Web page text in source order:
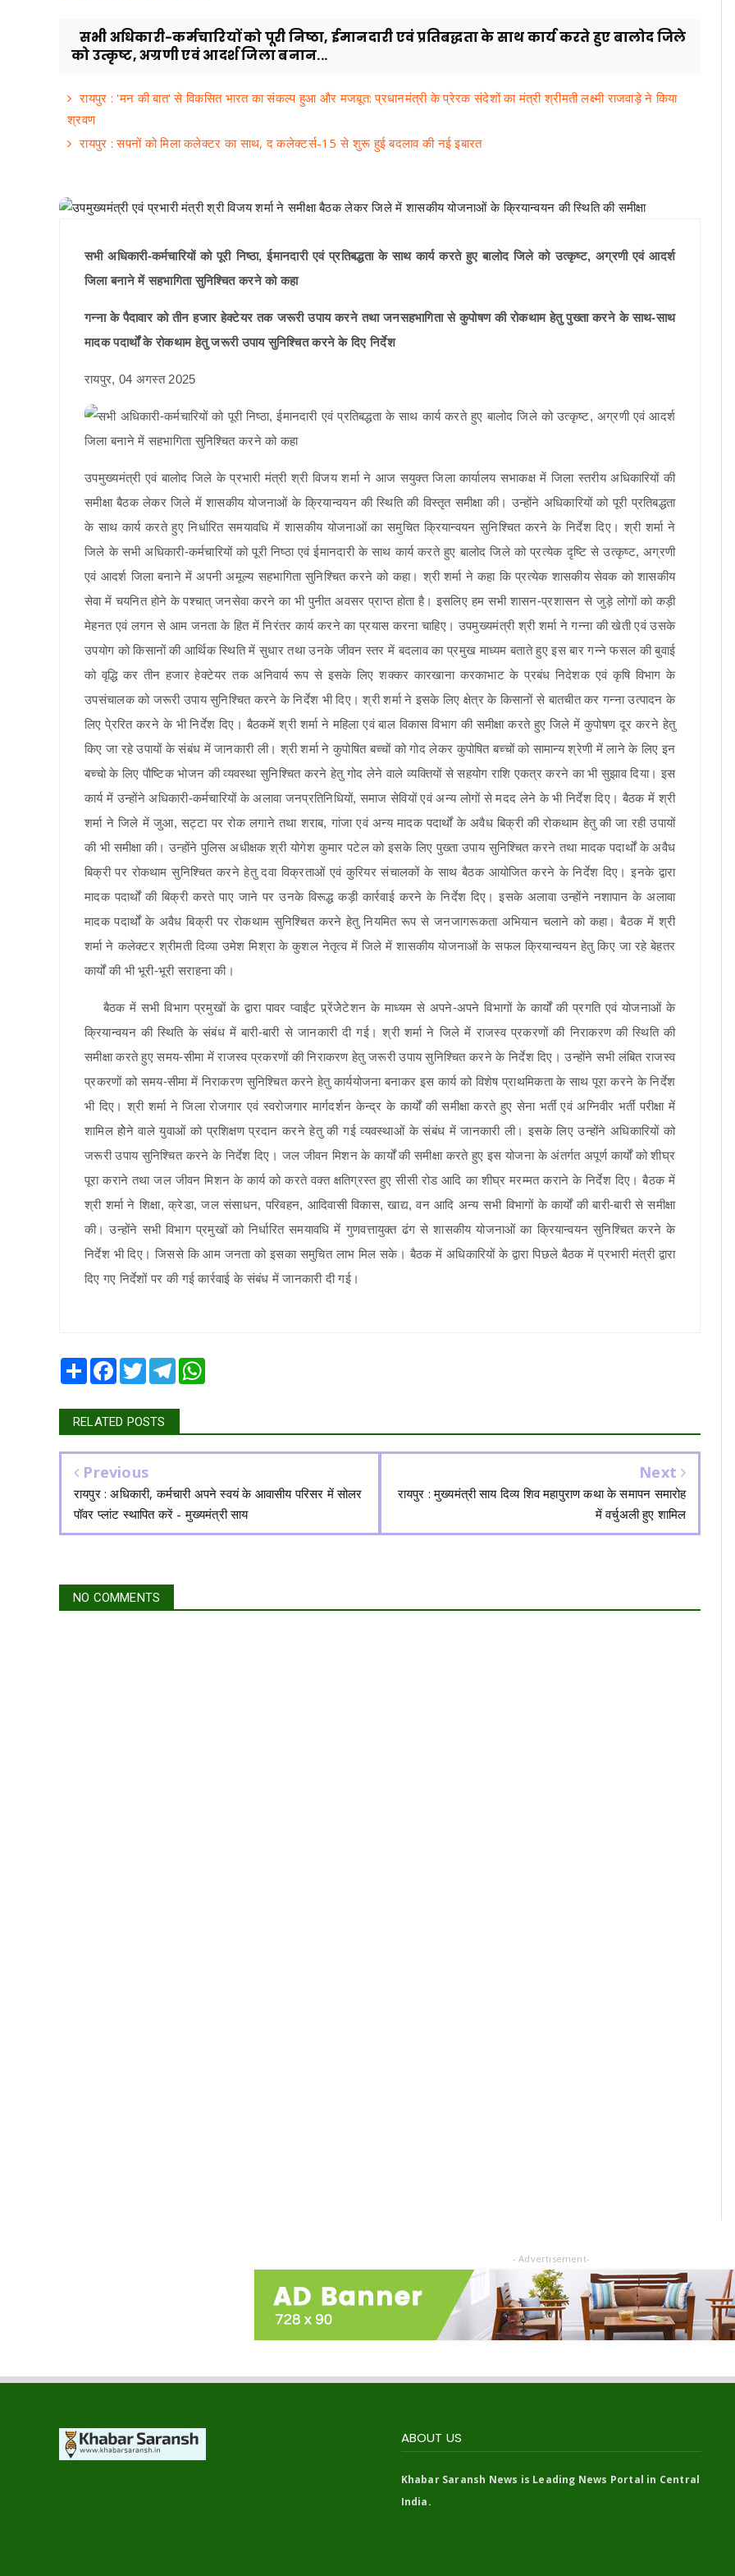
सभी अधिकारी-कर्मचारियों को पूरी निष्ठा, ईमानदारी एवं प्रतिबद्धता के साथ कार्य करते हुए बालोद जिले
को उत्कृष्ट, अग्रणी एवं आदर्श जिला बनान...
रायपुर : 'मन की बात' से विकसित भारत का संकल्प हुआ और मजबूत: प्रधानमंत्री के प्रेरक संदेशों का मंत्री श्रीमती लक्ष्मी राजवाड़े ने किया
श्रवण
रायपुर : सपनों को मिला कलेक्टर का साथ, द कलेक्टर्स-15 से शुरू हुई बदलाव की नई इबारत
सभी अधिकारी-कर्मचारियों को पूरी निष्ठा, ईमानदारी एवं प्रतिबद्धता के साथ कार्य करते हुए बालोद जिले को उत्कृष्ट, अग्रणी एवं आदर्श
जिला बनाने में सहभागिता सुनिश्चित करने को कहा
गन्ना के पैदावार को तीन हजार हेक्टेयर तक जरूरी उपाय करने तथा जनसहभागिता से कुपोषण की रोकथाम हेतु पुख्ता करने के साथ-साथ
मादक पदार्थों के रोकथाम हेतु जरूरी उपाय सुनिश्चित करने के दिए निर्देश
रायपुर, 04 अगस्त 2025
उपमुख्यमंत्री एवं बालोद जिले के प्रभारी मंत्री श्री विजय शर्मा ने आज सयुक्त जिला कार्यालय सभाकक्ष में जिला स्तरीय अधिकारियों की
समीक्षा बैठक लेकर जिले में शासकीय योजनाओं के क्रियान्वयन की स्थिति की विस्तृत समीक्षा की। उन्होंने अधिकारियों को पूरी प्रतिबद्धता
के साथ कार्य करते हुए निर्धारित समयावधि में शासकीय योजनाओं का समुचित क्रियान्वयन सुनिश्चित करने के निर्देश दिए। श्री शर्मा ने
जिले के सभी अधिकारी-कर्मचारियों को पूरी निष्ठा एवं ईमानदारी के साथ कार्य करते हुए बालोद जिले को प्रत्येक दृष्टि से उत्कृष्ट, अग्रणी
एवं आदर्श जिला बनाने में अपनी अमूल्य सहभागिता सुनिश्चित करने को कहा। श्री शर्मा ने कहा कि प्रत्येक शासकीय सेवक को शासकीय
सेवा में चयनित होने के पश्चात् जनसेवा करने का भी पुनीत अवसर प्राप्त होता है। इसलिए हम सभी शासन-प्रशासन से जुड़े लोगों को कड़ी
मेहनत एवं लगन से आम जनता के हित में निरंतर कार्य करने का प्रयास करना चाहिए। उपमुख्यमंत्री श्री शर्मा ने गन्ना की खेती एवं उसके
उपयोग को किसानों की आर्थिक स्थिति में सुधार तथा उनके जीवन स्तर में बदलाव का प्रमुख माध्यम बताते हुए इस बार गन्ने फसल की बुवाई
को वृद्धि कर तीन हजार हेक्टेयर तक अनिवार्य रूप से इसके लिए शक्कर कारखाना करकाभाट के प्रबंध निदेशक एवं कृषि विभाग के
उपसंचालक को जरूरी उपाय सुनिश्चित करने के निर्देश भी दिए। श्री शर्मा ने इसके लिए क्षेत्र के किसानों से बातचीत कर गन्ना उत्पादन के
लिए पे्ररित करने के भी निर्देश दिए। बैठकमें श्री शर्मा ने महिला एवं बाल विकास विभाग की समीक्षा करते हुए जिले में कुपोषण दूर करने हेतु
किए जा रहे उपायों के संबंध में जानकारी ली। श्री शर्मा ने कुपोषित बच्चों को गोद लेकर कुपोषित बच्चों को सामान्य श्रेणी में लाने के लिए इन
बच्चो के लिए पौष्टिक भोजन की व्यवस्था सुनिश्चित करने हेतु गोद लेने वाले व्यक्तियों से सहयोग राशि एकत्र करने का भी सुझाव दिया। इस
कार्य में उन्होंने अधिकारी-कर्मचारियों के अलावा जनप्रतिनिधियों, समाज सेवियों एवं अन्य लोगों से मदद लेने के भी निर्देश दिए। बैठक में श्री
शर्मा ने जिले में जुआ, सट्टा पर रोक लगाने तथा शराब, गांजा एवं अन्य मादक पदार्थों के अवैध बिक्री की रोकथाम हेतु की जा रही उपायों
की भी समीक्षा की। उन्होंने पुलिस अधीक्षक श्री योगेश कुमार पटेल को इसके लिए पुख्ता उपाय सुनिश्चित करने तथा मादक पदार्थों के अवैध
बिक्री पर रोकथाम सुनिश्चित करने हेतु दवा विक्रताओं एवं कुरियर संचालकों के साथ बैठक आयोजित करने के निर्देश दिए। इनके द्वारा
मादक पदार्थों की बिक्री करते पाए जाने पर उनके विरूद्ध कड़ी कार्रवाई करने के निर्देश दिए। इसके अलावा उन्होंने नशापान के अलावा
मादक पदार्थों के अवैध बिक्री पर रोकथाम सुनिश्चित करने हेतु नियमित रूप से जनजागरूकता अभियान चलाने को कहा। बैठक में श्री
शर्मा ने कलेक्टर श्रीमती दिव्या उमेश मिश्रा के कुशल नेतृत्व में जिले में शासकीय योजनाओं के सफल क्रियान्वयन हेतु किए जा रहे बेहतर
कार्यों की भी भूरी-भूरी सराहना की।
बैठक में सभी विभाग प्रमुखों के द्वारा पावर प्वाईंट प्र्रेंजेेटेशन के माध्यम से अपने-अपने विभागों के कार्यों की प्रगति एवं योजनाओं के
क्रियान्वयन की स्थिति के संबंध में बारी-बारी से जानकारी दी गई। श्री शर्मा ने जिले में राजस्व प्रकरणों की निराकरण की स्थिति की
समीक्षा करते हुए समय-सीमा में राजस्व प्रकरणों की निराकरण हेतु जरूरी उपाय सुनिश्चित करने के निर्देश दिए। उन्होंने सभी लंबित राजस्व
प्रकरणों को समय-सीमा में निराकरण सुनिश्चित करने हेतु कार्ययोजना बनाकर इस कार्य को विशेष प्राथमिकता के साथ पूरा करने के निर्देश
भी दिए। श्री शर्मा ने जिला रोजगार एवं स्वरोजगार मार्गदर्शन केन्द्र के कार्यों की समीक्षा करते हुए सेना भर्ती एवं अग्निवीर भर्ती परीक्षा में
शामिल होेने वाले युवाओं को प्रशिक्षण प्रदान करने हेतु की गई व्यवस्थाओं के संबंध में जानकारी ली। इसके लिए उन्होंने अधिकारियों को
जरूरी उपाय सुनिश्चित करने के निर्देश दिए। जल जीवन मिशन के कार्यों की समीक्षा करते हुए इस योजना के अंतर्गत अपूर्ण कार्यों को शीघ्र
पूरा कराने तथा जल जीवन मिशन के कार्य को करते वक्त क्षतिग्रस्त हुए सीसी रोड आदि का शीघ्र मरम्मत कराने के निर्देश दिए। बैठक में
श्री शर्मा ने शिक्षा, क्रेडा, जल संसाधन, परिवहन, आदिवासी विकास, खाद्य, वन आदि अन्य सभी विभागों के कार्यों की बारी-बारी से समीक्षा
की। उन्होंने सभी विभाग प्रमुखों को निर्धारित समयावधि में गुणवत्तायुक्त ढंग से शासकीय योजनाओं का क्रियान्वयन सुनिश्चित करने के
निर्देश भी दिए। जिससे कि आम जनता को इसका समुचित लाभ मिल सके। बैठक में अधिकारियों के द्वारा पिछले बैठक में प्रभारी मंत्री द्वारा
दिए गए निर्देशों पर की गई कार्रवाई के संबंध में जानकारी दी गई।
Share Facebook
TwitterTelegram
RELATED POSTS
Previous
रायपुर : अधिकारी, कर्मचारी अपने स्वयं के आवासीय परिसर में सोलर
पॉवर प्लांट स्थापित करें - मुख्यमंत्री साय
Next
रायपुर : मुख्यमंत्री साय दिव्य शिव महापुराण कथा के समापन समारोह
में वर्चुअली हुए शामिल
NO COMMENTS
- Advertisement-
ABOUT US
Khabar Saransh News is Leading News Portal in Central
India.